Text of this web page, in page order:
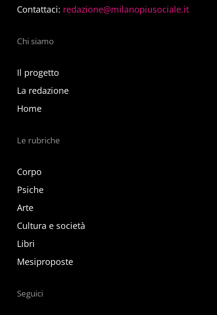
Contattaci: redazione@milanopiusociale.it
Chi siamo
Il progetto
La redazione
Home
Le rubriche
Corpo
Psiche
Arte
Cultura e società
Libri
Mesiproposte
Seguici